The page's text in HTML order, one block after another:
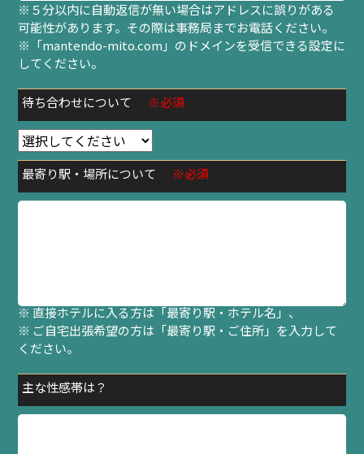
※５分以内に自動返信が無い場合はアドレスに誤りがある
可能性があります。その際は事務局までお電話ください。
※「mantendo-mito.com」のドメインを受信できる設定に
してください。
待ち合わせについて ※必須
最寄り駅・場所について ※必須
※ 直接ホテルに入る方は「最寄り駅・ホテル名」、
※ ご自宅出張希望の方は「最寄り駅・ご住所」を入力して
ください。
主な性感帯は？